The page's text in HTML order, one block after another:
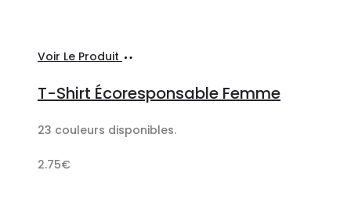
Voir Le Produit
panier
T-Shirt Écoresponsable Femme
23 couleurs disponibles.
2.75€